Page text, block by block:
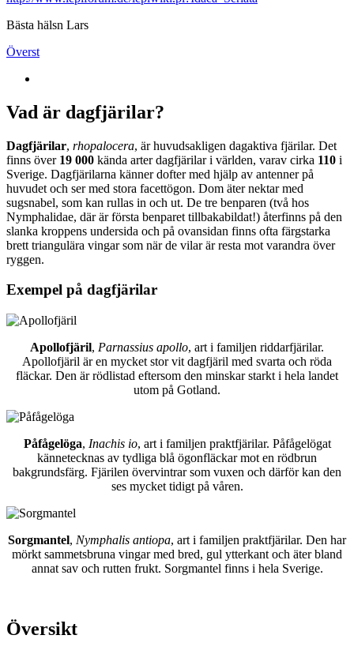
Bästa hälsn Lars
Överst
Vad är dagfjärilar?
Dagfjärilar, rhopalocera, är huvudsakligen dagaktiva fjärilar. Det
finns över 19 000 kända arter dagfjärilar i världen, varav cirka 110 i
Sverige. Dagfjärilarna känner dofter med hjälp av antenner på
huvudet och ser med stora facettögon. Dom äter nektar med
sugsnabel, som kan rullas in och ut. De tre benparen (två hos
Nymphalidae, där är första benparet tillbakabildat!) återfinns på den
slanka kroppens undersida och på ovansidan finns ofta färgstarka
brett triangulära vingar som när de vilar är resta mot varandra över
ryggen.
Exempel på dagfjärilar
Apollofjäril, Parnassius apollo, art i familjen riddarfjärilar.
Apollofjäril är en mycket stor vit dagfjäril med svarta och röda
fläckar. Den är rödlistad eftersom den minskar starkt i hela landet
utom på Gotland.
Påfågelöga, Inachis io, art i familjen praktfjärilar. Påfågelögat
kännetecknas av tydliga blå ögonfläckar mot en rödbrun
bakgrundsfärg. Fjärilen övervintrar som vuxen och därför kan den
ses mycket tidigt på våren.
Sorgmantel, Nymphalis antiopa, art i familjen praktfjärilar. Den har
mörkt sammetsbruna vingar med bred, gul ytterkant och äter bland
annat sav och rutten frukt. Sorgmantel finns i hela Sverige.
Översikt